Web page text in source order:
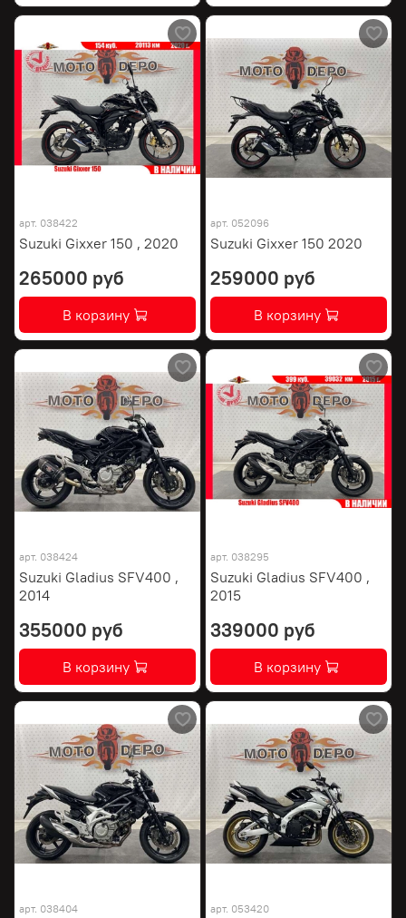
арт. 038422
Suzuki Gixxer 150 , 2020
265000 руб
В корзину
арт. 052096
Suzuki Gixxer 150 2020
259000 руб
В корзину
арт. 038424
Suzuki Gladius SFV400 ,
2014
355000 руб
В корзину
арт. 038295
Suzuki Gladius SFV400 ,
2015
339000 руб
В корзину
арт. 038404 арт. 053420